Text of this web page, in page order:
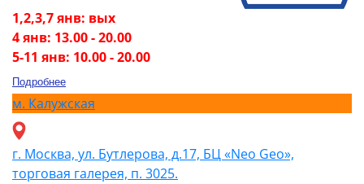
1,2,3,7 янв: вых
4 янв: 13.00 - 20.00
5-11 янв: 10.00 - 20.00
Подробнее
м. Калужская
г. Москва, ул. Бутлерова, д.17, БЦ «Neo Geo»,
торговая галерея, п. 3025.